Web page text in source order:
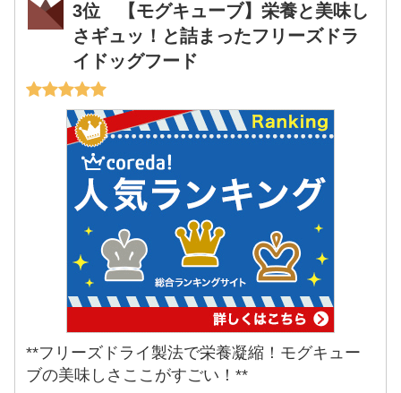
3位 【モグキューブ】栄養と美味し
さギュッ！と詰まったフリーズドラ
イドッグフード
**フリーズドライ製法で栄養凝縮！モグキュー
ブの美味しさここがすごい！**